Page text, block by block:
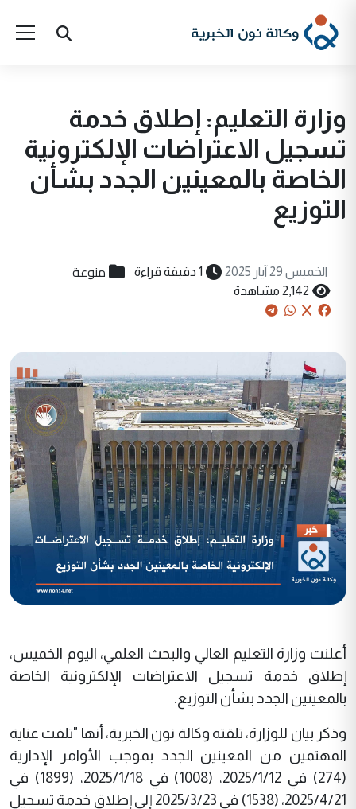
وزارة التعليم: إطلاق خدمة
تسجيل الاعتراضات الإلكترونية
الخاصة بالمعينين الجدد بشأن
التوزيع
الخميس 29 آيار 2025 1 دقيقة قراءة منوعة
2,142 مشاهدة
أعلنت وزارة التعليم العالي والبحث العلمي، اليوم الخميس،
إطلاق خدمة تسجيل الاعتراضات الإلكترونية الخاصة
بالمعينين الجدد بشأن التوزيع.
وذكر بيان للوزارة، تلقته وكالة نون الخبرية، أنها "تلفت عناية
المهتمين من المعينين الجدد بموجب الأوامر الإدارية
(274) في 2025/1/12، (1008) في 2025/1/18، (1899) في
2025/4/21، (1538) في 2025/3/23 إلى إطلاق خدمة تسجيل